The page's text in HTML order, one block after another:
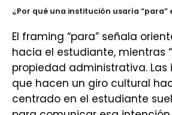
¿Por qué una institución usaría “para”
El framing “para” señala
hacia el estudiante, mientras
propiedad administrativa. Las
que hacen un giro cultural
centrado en el estudiante